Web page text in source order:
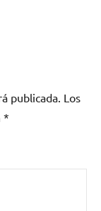
publicada. Los
*